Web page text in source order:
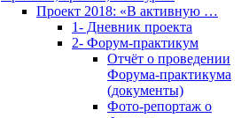
Проект 2018: «В активную …
1- Дневник проекта
2- Форум-практикум
Отчёт о проведении
Форума-практикума
(документы)
Фото-репортаж о